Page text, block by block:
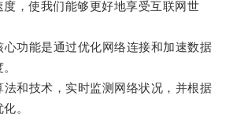
，使我们能够更好地享受互联网世
功能是通过优化网络连接和加速数据
和技术，实时监测网络状况，并根据
。